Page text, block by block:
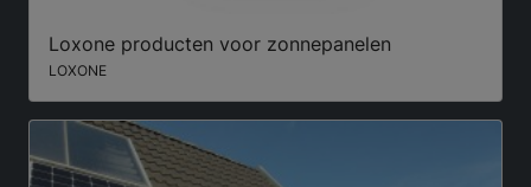
Loxone producten voor zonnepanelen
LOXONE